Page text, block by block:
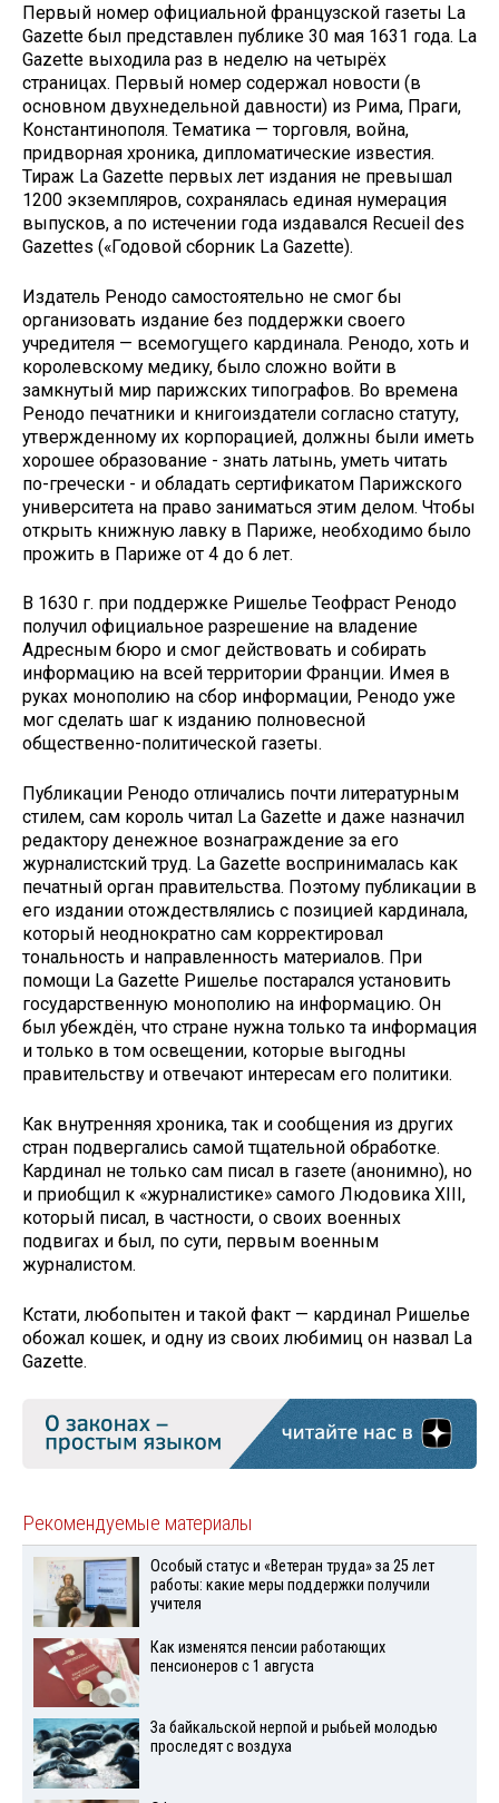
Первый номер официальной французской газеты La
Gazette был представлен публике 30 мая 1631 года. La
Gazette выходила раз в неделю на четырёх
страницах. Первый номер содержал новости (в
основном двухнедельной давности) из Рима, Праги,
Константинополя. Тематика — торговля, война,
придворная хроника, дипломатические известия.
Тираж La Gazette первых лет издания не превышал
1200 экземпляров, сохранялась единая нумерация
выпусков, а по истечении года издавался Recueil des
Gazettes («Годовой сборник La Gazette).
Издатель Ренодо самостоятельно не смог бы
организовать издание без поддержки своего
учредителя — всемогущего кардинала. Ренодо, хоть и
королевскому медику, было сложно войти в
замкнутый мир парижских типографов. Во времена
Ренодо печатники и книгоиздатели согласно статуту,
утвержденному их корпорацией, должны были иметь
хорошее образование - знать латынь, уметь читать
по-гречески - и обладать сертификатом Парижского
университета на право заниматься этим делом. Чтобы
открыть книжную лавку в Париже, необходимо было
прожить в Париже от 4 до 6 лет.
В 1630 г. при поддержке Ришелье Теофраст Ренодо
получил официальное разрешение на владение
Адресным бюро и смог действовать и собирать
информацию на всей территории Франции. Имея в
руках монополию на сбор информации, Ренодо уже
мог сделать шаг к изданию полновесной
общественно-политической газеты.
Публикации Ренодо отличались почти литературным
стилем, сам король читал La Gazette и даже назначил
редактору денежное вознаграждение за его
журналистский труд. La Gazette воспринималась как
печатный орган правительства. Поэтому публикации в
его издании отождествлялись с позицией кардинала,
который неоднократно сам корректировал
тональность и направленность материалов. При
помощи La Gazette Ришелье постарался установить
государственную монополию на информацию. Он
был убеждён, что стране нужна только та информация
и только в том освещении, которые выгодны
правительству и отвечают интересам его политики.
Как внутренняя хроника, так и сообщения из других
стран подвергались самой тщательной обработке.
Кардинал не только сам писал в газете (анонимно), но
и приобщил к «журналистике» самого Людовика XIII,
который писал, в частности, о своих военных
подвигах и был, по сути, первым военным
журналистом.
Кстати, любопытен и такой факт — кардинал Ришелье
обожал кошек, и одну из своих любимиц он назвал La
Gazette.
Рекомендуемые материалы
Особый статус и «Ветеран труда» за 25 лет
работы: какие меры поддержки получили
учителя
Как изменятся пенсии работающих
пенсионеров с 1 августа
За байкальской нерпой и рыбьей молодью
проследят с воздуха